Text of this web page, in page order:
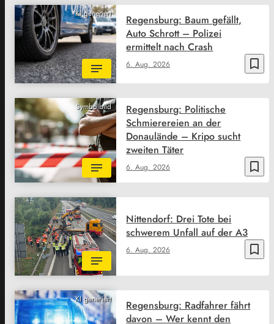
KI generiert
bookmark_border
6. Aug. 2026
Regensburg: Baum gefällt,
Auto Schrott – Polizei
ermittelt nach Crash
Symbolbild
bookmark_border
6. Aug. 2026
Regensburg: Politische
Schmierereien an der
Donaulände – Kripo sucht
zweiten Täter
bookmark_border
6. Aug. 2026
Nittendorf: Drei Tote bei
schwerem Unfall auf der A3
KI generiert
Regensburg: Radfahrer fährt
davon – Wer kennt den